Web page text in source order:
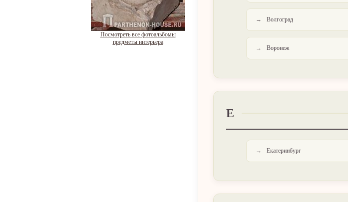
Посмотреть все фотоальбомы
предметы интерьера
Волгоград
Воронеж
Е
Екатеринбург